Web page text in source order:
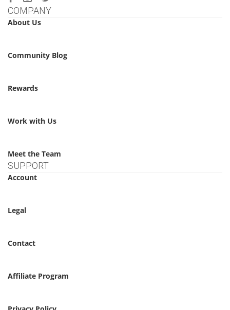
COMPANY
About Us
Community Blog
Rewards
Work with Us
Meet the Team
SUPPORT
Account
Legal
Contact
Affiliate Program